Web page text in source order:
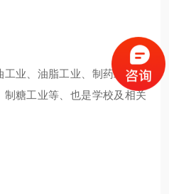
业、油脂工业、制药工业、
糖工业等、也是学校及相关